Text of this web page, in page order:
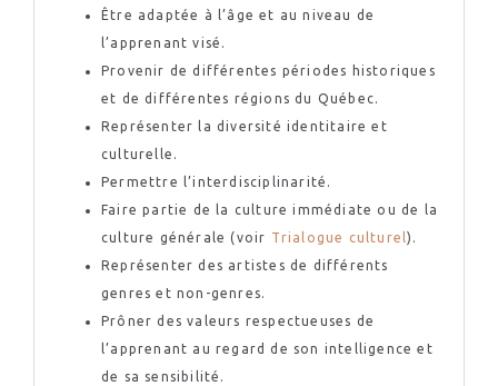
Être adaptée à l’âge et au niveau de
l’apprenant visé.
Provenir de différentes périodes historiques
et de différentes régions du Québec.
Représenter la diversité identitaire et
culturelle.
Permettre l’interdisciplinarité.
Faire partie de la culture immédiate ou de la
culture générale (voir Trialogue culturel).
Représenter des artistes de différents
genres et non-genres.
Prôner des valeurs respectueuses de
l’apprenant au regard de son intelligence et
de sa sensibilité.